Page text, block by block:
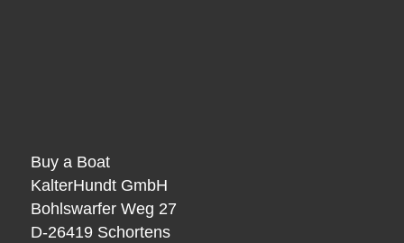
Buy a Boat
KalterHundt GmbH
Bohlswarfer Weg 27
D-26419 Schortens